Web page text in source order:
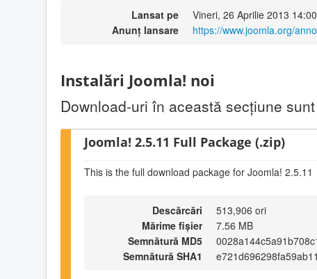
Lansat pe
Vineri, 26 Aprilie 2013 14:00
Anunț lansare
https://www.joomla.org/
Instalări Joomla! noi
Download-uri în această secţiune
Joomla! 2.5.11 Full Package (.zip)
This is the full download package for Joomla! 2.5.11
Descărcări
513,906 ori
Mărime fișier
7.56 MB
Semnătură MD5
Semnătură SHA1